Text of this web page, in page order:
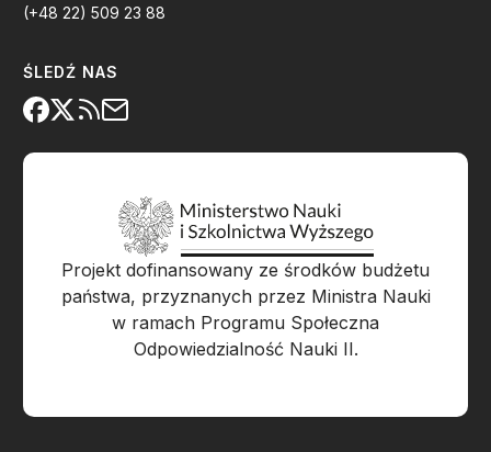
(+48 22) 509 23 88
ŚLEDŹ NAS
Projekt dofinansowany ze środków budżetu
państwa, przyznanych przez Ministra Nauki
w ramach Programu Społeczna
Odpowiedzialność Nauki II.